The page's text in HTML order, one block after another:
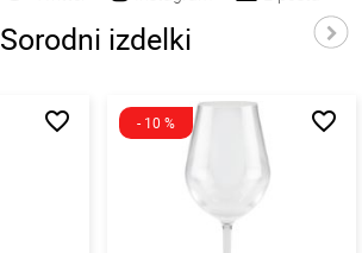
Sorodni izdelki
favorite_border - 10 % favorite_border